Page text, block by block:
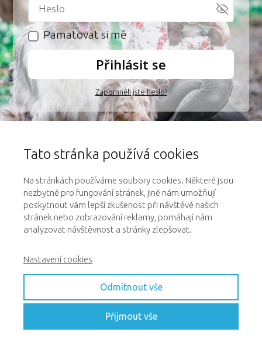
Pamatovat si mě
Přihlásit se
Zapomněli jste heslo?
Pokud máte s přihlášením problém
a nedaří se vám obnovit heslo, přes
tlačítko výše, kontaktujte nás
nadotazy@onlinepsiskola.cz
Tato stránka používá cookies
Na stránkách používáme soubory cookies. Některé jsou
nezbytné pro fungování stránek, jiné nám umožňují
poskytnout vám lepší zkušenost při návštěvě našich
stránek nebo zobrazování reklamy, pomáhají nám
analyzovat návštěvnost a stránky zlepšovat.
Nastavení cookies
Odmítnout vše
Přijmout vše